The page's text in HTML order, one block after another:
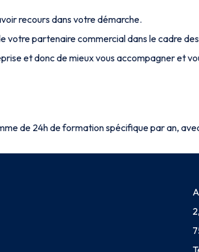
recours dans votre démarche.
votre partenaire commercial dans le cadre
et donc de mieux vous accompagner et
de 24h de formation spécifique par an,